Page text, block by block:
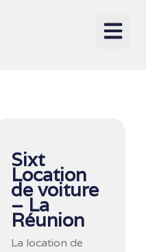
Sixt
Location
de voiture
– La
Réunion
La location de